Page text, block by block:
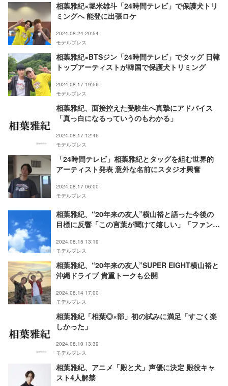
相葉雅紀×堀米雄斗「24時間テレビ」で保護犬トリ
ミングへ 能登に出張ロケ
2024.08.24 20:54
モデルプレス
相葉雅紀×BTSジン「24時間テレビ」でタッグ 日韓
トップアーティストが韓国で保護犬トリミング
2024.08.17 19:56
モデルプレス
相葉雅紀、面接控えた受験生へ真摯にアドバイス
「真っ白になるっていうのもわかる」
2024.08.17 12:46
モデルプレス
「24時間テレビ」相葉雅紀とタッグを組む世界的
アーティスト発表 意外な名前にスタジオ興奮
2024.08.17 06:00
モデルプレス
相葉雅紀、“20年来の友人”横山裕と語った今後の
目標に反響「この言葉が聞けて嬉しい」「ファン思
2024.08.15 13:19
モデルプレス
相葉雅紀、“20年来の友人”SUPER EIGHT横山裕と
沖縄ドライブ 貴重トークも公開
2024.08.14 17:00
モデルプレス
相葉雅紀「相葉◎×部」初の試みに満足「すごく楽
しかった」
2024.08.10 13:39
モデルプレス
相葉雅紀、アニメ「殿と犬」声優に決定 殿役キャ
スト4人解禁